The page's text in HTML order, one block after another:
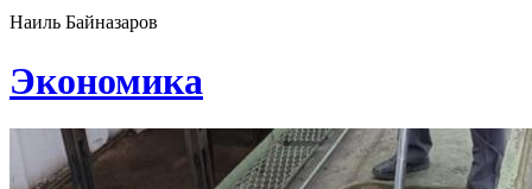
Наиль Байназаров
Экономика